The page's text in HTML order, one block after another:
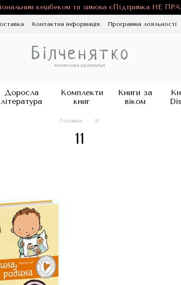
кешбеком та зимова єПідтримка НЕ
Контактна інформація Программа лояльності
Доросла
література
Комплекти
книг
Книги за
віком
Головна 11
11